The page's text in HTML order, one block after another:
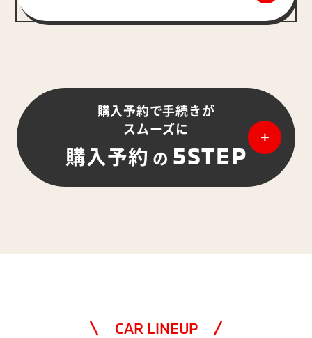
購入予約で手続きが
スムーズに
購入予約 の 5STEP
CAR LINEUP